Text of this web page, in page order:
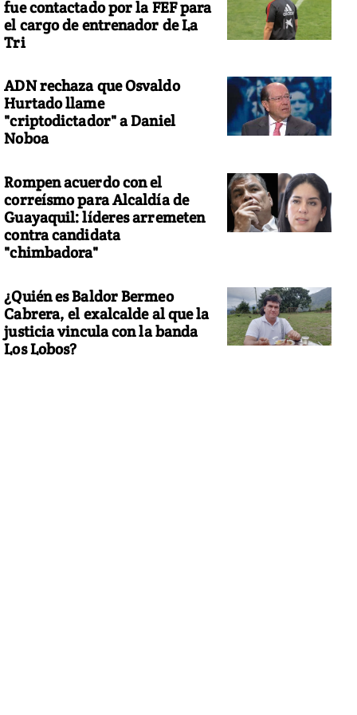
fue contactado por la FEF para
el cargo de entrenador de La
Tri
ADN rechaza que Osvaldo
Hurtado llame
"criptodictador" a Daniel
Noboa
Rompen acuerdo con el
correísmo para Alcaldía de
Guayaquil: líderes arremeten
contra candidata
"chimbadora"
¿Quién es Baldor Bermeo
Cabrera, el exalcalde al que la
justicia vincula con la banda
Los Lobos?